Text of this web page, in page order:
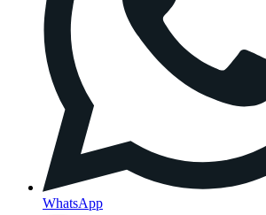
WhatsApp